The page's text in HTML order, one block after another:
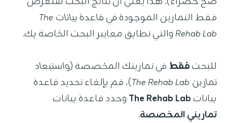
فقط التمارين الموجودة في
قاعدة بيانات The
Rehab Labوالتي تطابق معايير البحث الخاصة بك.
للبحثفقط في تمارينك المخصصة (واستبعاد
تمارين The Rehab Lab
)، قم بإلغاء تحديد قاعدة
بياناتThe Rehab Lab وحدد قاعدة بيانات
تماريني المخصصة.